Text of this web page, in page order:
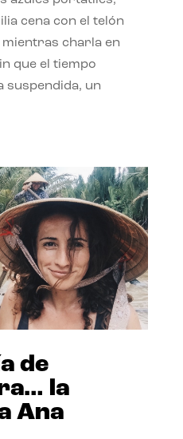
cena con el telón
mientras charla en
que el tiempo
suspendida, un
de
la
Ana